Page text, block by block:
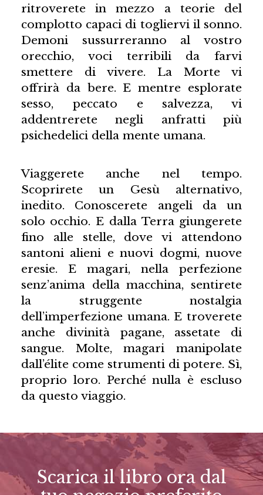
ritroverete in mezzo a teorie del
complotto capaci di togliervi il sonno.
Demoni sussurreranno al vostro
orecchio, voci terribili da farvi
smettere di vivere. La Morte vi
offrirà da bere. E mentre esplorate
sesso, peccato e salvezza, vi
addentrerete negli anfratti più
psichedelici della mente umana.
Viaggerete anche nel tempo.
Scoprirete un Gesù alternativo,
inedito. Conoscerete angeli da un
solo occhio. E dalla Terra giungerete
fino alle stelle, dove vi attendono
santoni alieni e nuovi dogmi, nuove
eresie. E magari, nella perfezione
senz’anima della macchina, sentirete
la struggente nostalgia
dell’imperfezione umana. E troverete
anche divinità pagane, assetate di
sangue. Molte, magari manipolate
dall’élite come strumenti di potere. Sì,
proprio loro. Perché nulla è escluso
da questo viaggio.
Scarica il libro ora dal